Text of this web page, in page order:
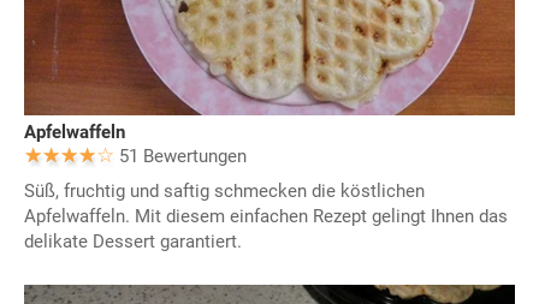
Apfelwaffeln
51 Bewertungen
Süß, fruchtig und saftig schmecken die köstlichen
Apfelwaffeln. Mit diesem einfachen Rezept gelingt Ihnen das
delikate Dessert garantiert.